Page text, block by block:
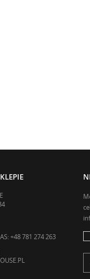
+48 781 274 263